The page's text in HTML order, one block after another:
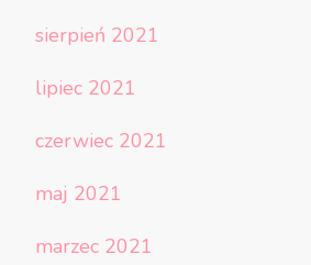
sierpień 2021
lipiec 2021
czerwiec 2021
maj 2021
marzec 2021